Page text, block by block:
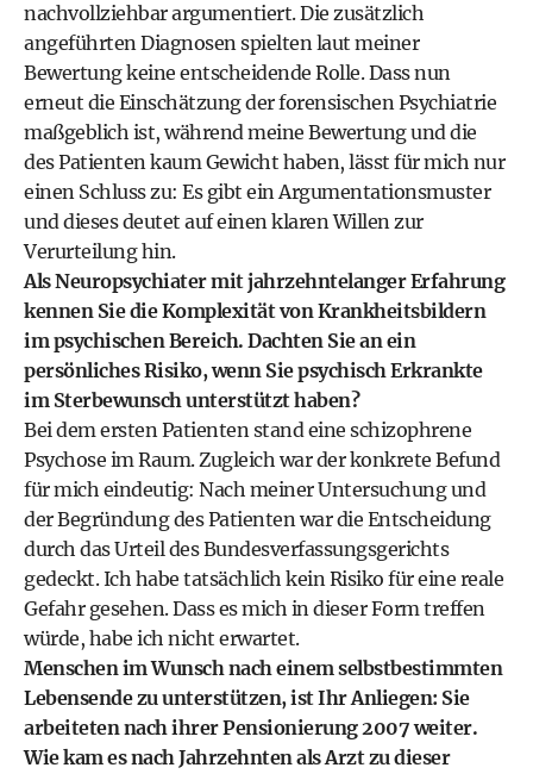
nachvollziehbar argumentiert. Die zusätzlich
angeführten Diagnosen spielten laut meiner
Bewertung keine entscheidende Rolle. Dass nun
erneut die Einschätzung der forensischen Psychiatrie
maßgeblich ist, während meine Bewertung und die
des Patienten kaum Gewicht haben, lässt für mich nur
einen Schluss zu: Es gibt ein Argumentationsmuster
und dieses deutet auf einen klaren Willen zur
Verurteilung hin.
Als Neuropsychiater mit jahrzehntelanger Erfahrung
kennen Sie die Komplexität von Krankheitsbildern
im psychischen Bereich. Dachten Sie an ein
persönliches Risiko, wenn Sie psychisch Erkrankte
im Sterbewunsch unterstützt haben?
Bei dem ersten Patienten stand eine schizophrene
Psychose im Raum. Zugleich war der konkrete Befund
für mich eindeutig: Nach meiner Untersuchung und
der Begründung des Patienten war die Entscheidung
durch das Urteil des Bundesverfassungsgerichts
gedeckt. Ich habe tatsächlich kein Risiko für eine reale
Gefahr gesehen. Dass es mich in dieser Form treffen
würde, habe ich nicht erwartet.
Menschen im Wunsch nach einem selbstbestimmten
Lebensende zu unterstützen, ist Ihr Anliegen: Sie
arbeiteten nach ihrer Pensionierung 2007 weiter.
Wie kam es nach Jahrzehnten als Arzt zu dieser